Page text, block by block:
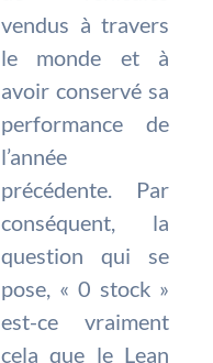
vendus à travers
le monde et à
avoir conservé sa
performance de
l’année
précédente. Par
conséquent, la
question qui se
pose, « 0 stock »
est-ce vraiment
cela que le Lean